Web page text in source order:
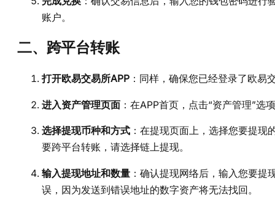
账户。
二、跨平台转账
打开欧易交易所APP ：同样，确保您已经登录了欧易
进入资产管理页面 ：在APP首页，点击“资产管理”选
选择提现币种和方式 ：在提现页面上，选择您要提
要跨平台转账，请选择链上提现。
输入提现地址和数量 ：确认提现网络后，输入您要
误，因为发送到错误地址的数字资产将无法找回。